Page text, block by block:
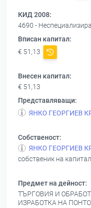
КИД 2008:
4690 -
Вписан капитал:
€ 51,13
Внесен капитал:
€ 51,13
Представляващи:
ЯНКО ГЕОРГИЕВ
Собственост:
ЯНКО ГЕОРГИЕВ
собственик на
Предмет на дейност:
ТЪРГОВИЯ И
ИЗРАБОТКА НА